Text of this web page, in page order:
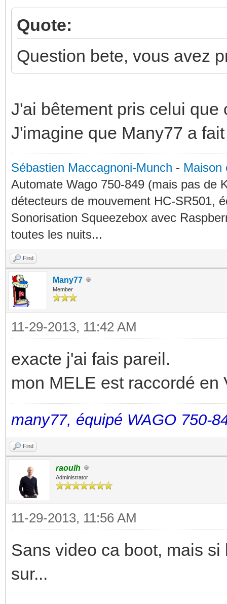
Quote:
Question bete, vous avez
J'ai bêtement pris celui
J'imagine que Many77 a
Sébastien Maccagnoni-Munch - Maison
Automate Wago 750-849 (mais pas de
détecteurs de mouvement HC-SR501,
Sonorisation Squeezebox avec
toutes les nuits...
Find
Many77
Member
11-29-2013, 11:42 AM
exacte j'ai fais pareil.
mon MELE est raccordé en
many77, équipé WAGO 750-
Find
raoulh
Administrator
11-29-2013, 11:56 AM
Sans video ca boot, mais
sur...